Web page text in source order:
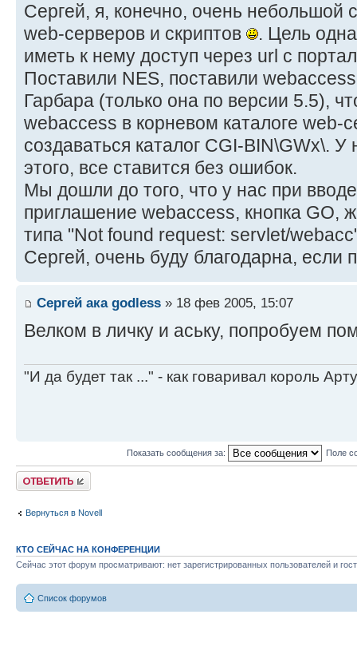
Сергей, я, конечно, очень небольшой
web-серверов и скриптов
. Цель
иметь к нему доступ через url с
Поставили NES, поставили
Гарбара (только она по версии 5.5),
webaccess в корневом каталоге web-
создаваться каталог CGI-BIN\GWx\. У
этого, все ставится без ошибок.
Мы дошли до того, что у нас при
приглашение webaccess, кнопка GO,
типа "Not found request: servlet/
Сергей, очень буду благодарна, если
Сергей ака godless » 18 фев 2005, 15:07
Велком в личку и аську, попробуем
"И да будет так ..." - как говаривал король
Показать сообщения за: Поле
Ответить
Вернуться в Novell
КТО СЕЙЧАС НА КОНФЕРЕНЦИИ
Сейчас этот форум просматривают: нет зарегистрированных пользователей и
Список форумов